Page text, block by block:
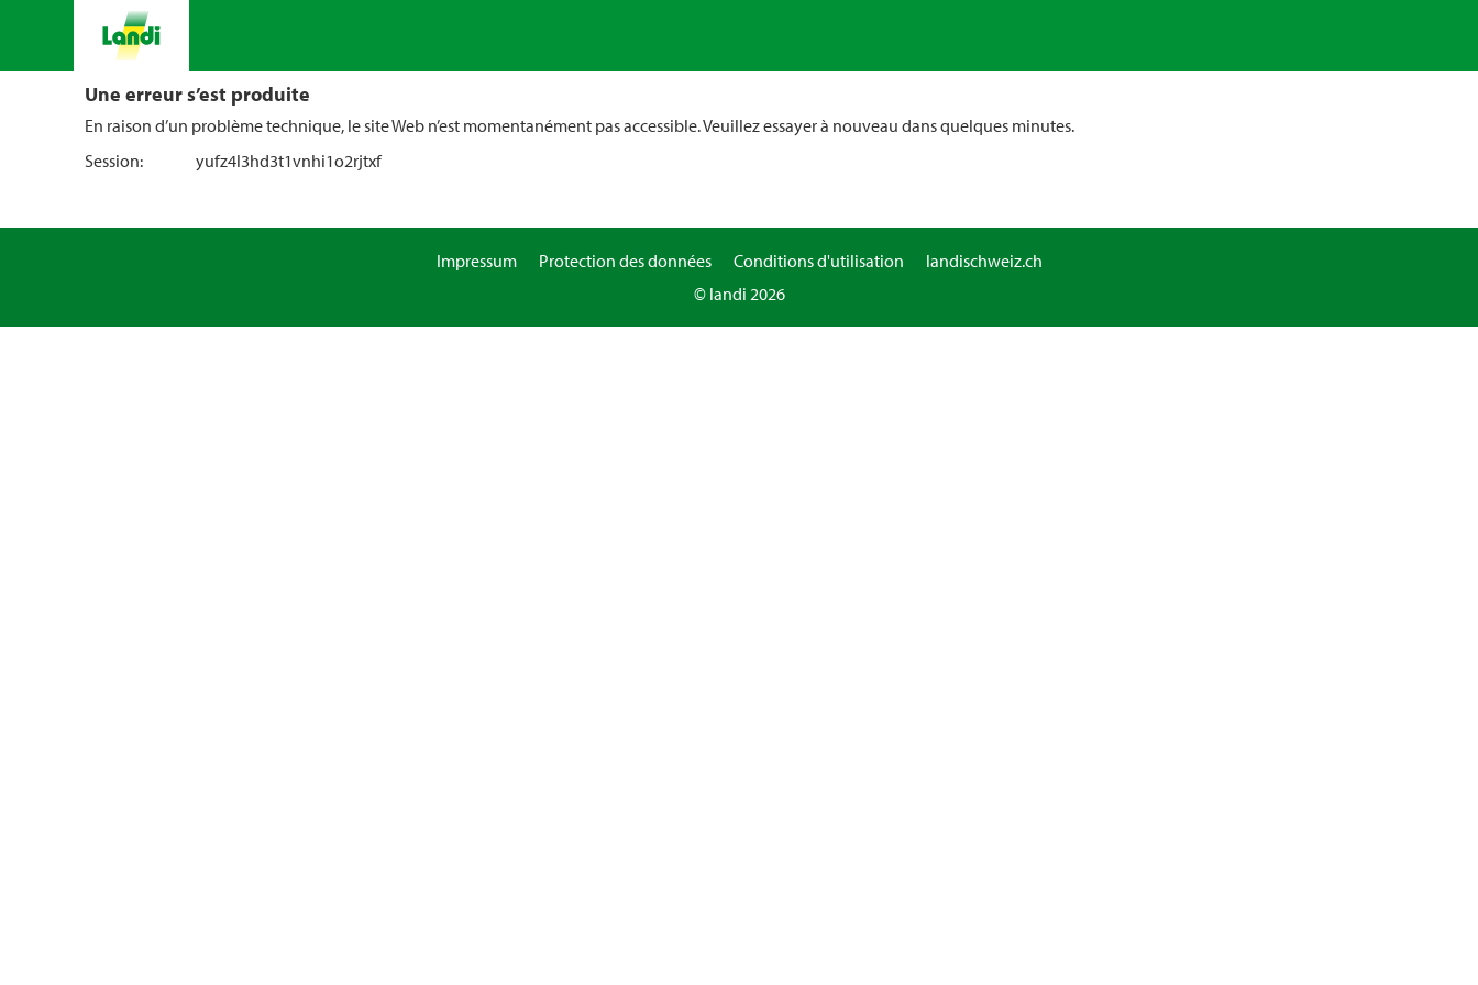
Une erreur s’est produite
En raison d’un problème technique, le site Web n’est momentanément pas accessible. Veuillez essayer à nouveau dans quelques minutes.
Session:
yufz4l3hd3t1vnhi1o2rjtxf
Impressum Protection des données Conditions d'utilisation
landischweiz.ch
© landi 2026